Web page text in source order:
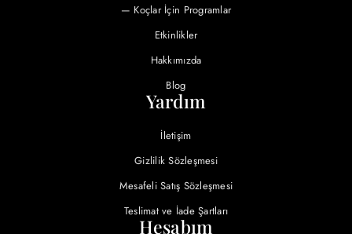
— Koçlar İçin Programlar
Etkinlikler
Hakkımızda
Blog
Yardım
İletişim
Gizlilik Sözleşmesi
Mesafeli Satış Sözleşmesi
Teslimat ve İade Şartları
Hesabım